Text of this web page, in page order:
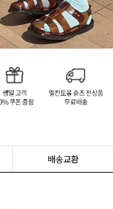
배송교환